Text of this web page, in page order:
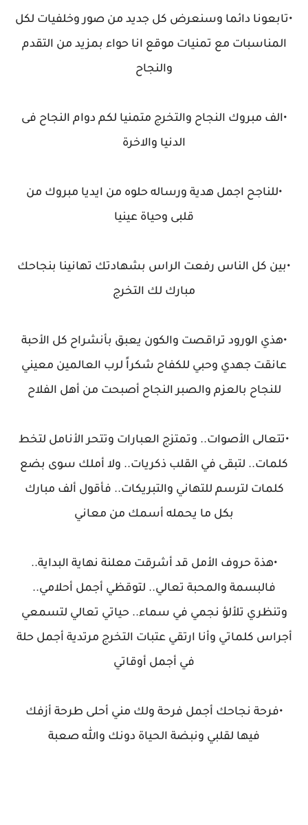
•تابعونا دائما وسنعرض كل جديد من صور وخلفيات لكل
المناسبات مع تمنيات موقع انا حواء بمزيد من التقدم
والنجاح
•الف مبروك النجاح والتخرج متمنيا لكم دوام النجاح فى
الدنيا والاخرة
•للناجح اجمل هدية ورساله حلوه من ايديا مبروك من
قلبى وحياة عينيا
•بين كل الناس رفعت الراس بشهادتك تهانينا بنجاحك
مبارك لك التخرج
•هذي الورود تراقصت والكون يعبق بأنشراح كل الأحبة
عانقت جهدي وحبي للكفاح شكراً لرب العالمين معيني
للنجاح بالعزم والصبر النجاح أصبحت من أهل الفلاح
•تتعالى الأصوات.. وتمتزج العبارات وتتحر الأنامل لتخط
كلمات.. لتبقى في القلب ذكريات.. ولا أملك سوى بضع
كلمات لترسم للتهاني والتبريكات.. فأقول ألف مبارك
بكل ما يحمله أسمك من معاني
•هذة حروف الأمل قد أشرقت معلنة نهاية البداية..
فالبسمة والمحبة تعالي.. لتوقظي أجمل أحلامي..
وتنظري تلألؤ نجمي في سماء.. حياتي تعالي لتسمعي
أجراس كلماتي وأنا ارتقي عتبات التخرج مرتدية أجمل حلة
في أجمل أوقاتي
•فرحة نجاحك أجمل فرحة ولك مني أحلى طرحة أزفك
فيها لقلبي ونبضة الحياة دونك والله صعبة